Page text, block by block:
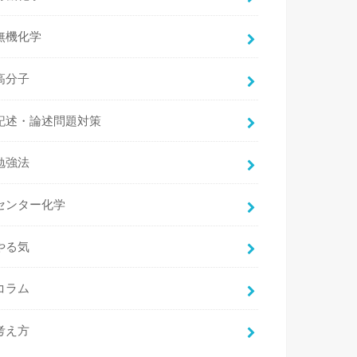
機化学
分子
述・論述問題対策
強法
ンター化学
る気
ラム
え方